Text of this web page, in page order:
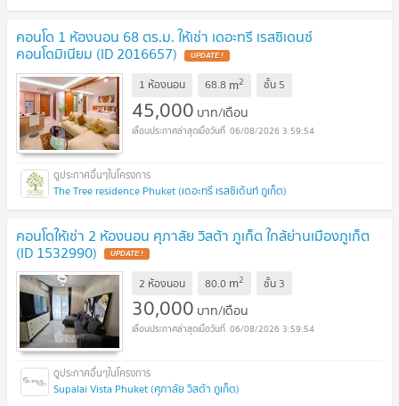
คอนโด 1 ห้องนอน 68 ตร.ม. ให้เช่า เดอะทรี เรสซิเดนซ์
คอนโดมิเนียม (ID 2016657) UPDATE !
1 ห้องนอน 68.8 m2 ชั้น 5
45,000 บาท/เดือน
06/08/2026 3:59:54
The Tree residence Phuket (เดอะทรี เรสซิเด้นท์ ภูเก็ต)
คอนโดให้เช่า 2 ห้องนอน ศุภาลัย วิสต้า ภูเก็ต ใกล้ย่านเมืองภูเก็ต
(ID 1532990) UPDATE !
2 ห้องนอน 80.0 m2 ชั้น 3
30,000 บาท/เดือน
06/08/2026 3:59:54
Supalai Vista Phuket (ศุภาลัย วิสต้า ภูเก็ต)